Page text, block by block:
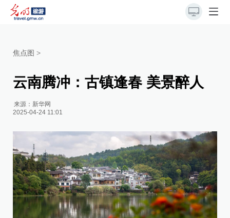
焦点图 >
云南腾冲：古镇逢春 美景醉人
来源： 新华网
2025-04-24 11:01